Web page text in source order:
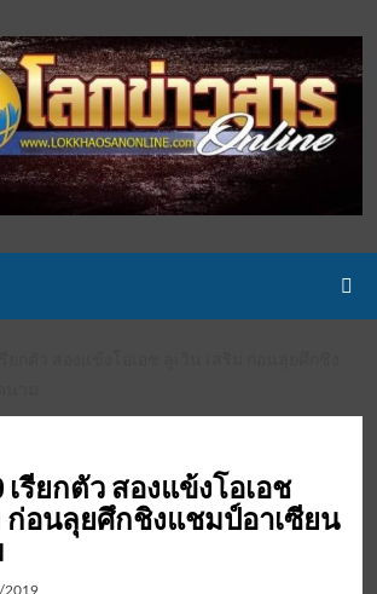
เรียกตัว สองแข้งโอเอช
ก่อนลุยศึกชิงแชมป์อาเซียน
2019